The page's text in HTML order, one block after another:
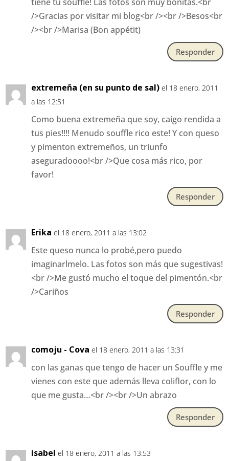
/>Gracias por visitar mi blog<br /><br />Besos<br
/><br />Marisa (Bon appétit)
Responder
extremeña (en su punto de sal) el 18 enero, 2011
a las 12:51
Como buena extremeña que soy, caigo rendida a
tus pies!!!! Menudo souffle rico este! Y con queso
y pimenton extremeños, un triunfo
aseguradoooo!<br />Que cosa más rico, por
favor!
Responder
Erika el 18 enero, 2011 a las 13:02
Este queso nunca lo probé,pero puedo
imaginarlmelo. Las fotos son más que sugestivas!
<br />Me gustó mucho el toque del pimentón.<br
/>Cariños
Responder
comoju - Cova el 18 enero, 2011 a las 13:31
con las ganas que tengo de hacer un Souffle y me
vienes con este que además lleva coliflor, con lo
que me gusta…<br /><br />Un abrazo
Responder
isabel el 18 enero, 2011 a las 13:53